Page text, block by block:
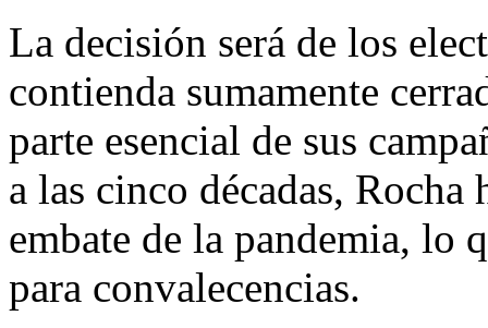
La decisión será de los
contienda sumamente
parte esencial de sus
a las cinco décadas,
embate de la pandemia, lo
para convalecencias.